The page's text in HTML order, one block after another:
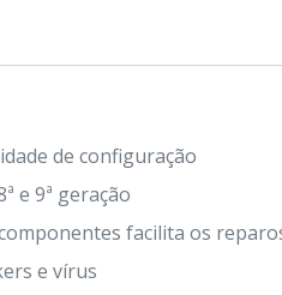
de configuração
e 9ª geração
facilita os
e vírus